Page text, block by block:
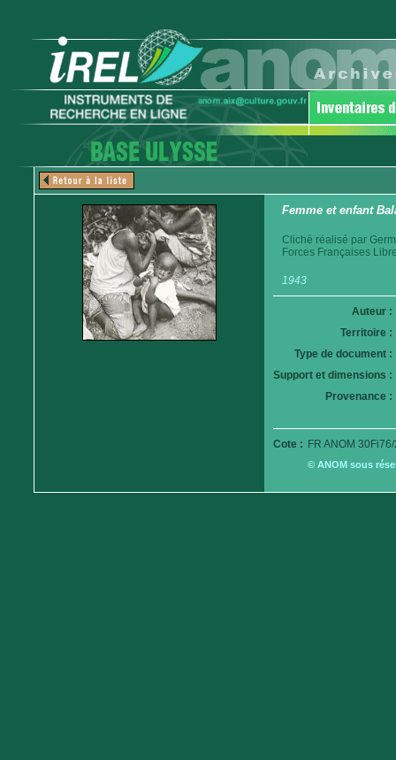
Femme et enfant
Cliché réalisé par
Forces Françaises
1943
Auteur :
Territoire :
Type de document :
Support et dimensions :
Provenance :
Cote : FR ANOM
© ANOM sous